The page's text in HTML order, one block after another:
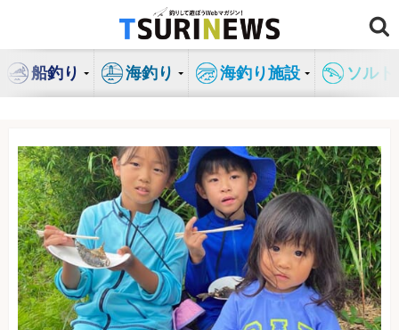
ン
船釣り 海釣り 海釣り施設 ソル